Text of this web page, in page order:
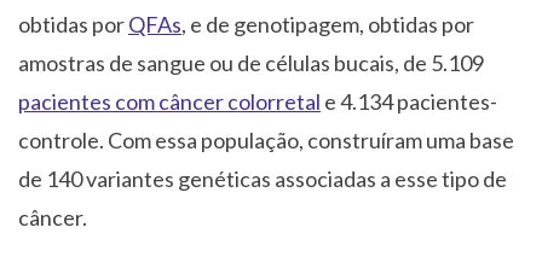
obtidas porQFAs, e de genotipagem, obtidas por
amostras de sangue ou de células bucais, de 5.109
pacientes com câncer colorretal e 4.134 pacientes-
controle. Com essa população, construíram uma base
de 140 variantes genéticas associadas a esse tipo de
câncer.